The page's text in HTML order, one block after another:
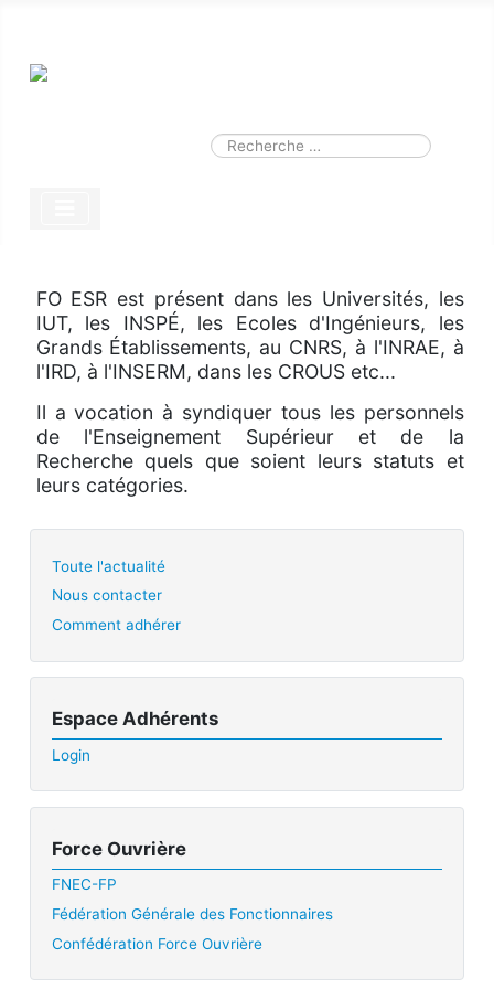
Valider
FO ESR est présent dans les Universités, les
IUT, les INSPÉ, les Ecoles d'Ingénieurs, les
Grands Établissements, au CNRS, à l'INRAE, à
l'IRD, à l'INSERM, dans les CROUS etc...
Il a vocation à syndiquer tous les personnels
de l'Enseignement Supérieur et de la
Recherche quels que soient leurs statuts et
leurs catégories.
Toute l'actualité
Nous contacter
Comment adhérer
Espace Adhérents
Login
Force Ouvrière
FNEC-FP
Fédération Générale des Fonctionnaires
Confédération Force Ouvrière